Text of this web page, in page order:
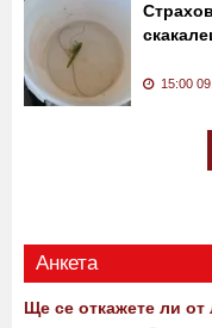
15:00
Анкета
Ще се откажете ли от